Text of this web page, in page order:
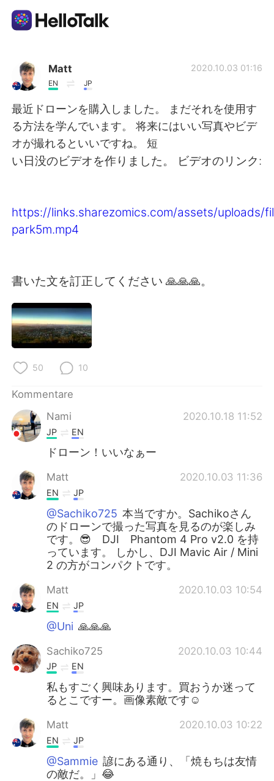
Sprachaustausch-App
AI Grammar Checker
Deutsch
繁體中文 Español
日本語 한국어
Русский
Indonesia
Türkçe
Português
Matt
EN JP
2020.10.03 01:16
最近ドローンを購入しました。 まだそれを使用す
る方法を学んでいます。 将来にはいい写真やビデ
オが撮れるといいですね。 短
い日没のビデオを作りました。 ビデオのリンク:
https://links.sharezomics.com/assets/uploads/
park5m.mp4
書いた文を訂正してください 🙏🙏🙏。
50 10
Kommentare
Nami
2020.10.18 11:52
JP EN
ドローン！いいなぁー
Matt 2020.10.03 11:36
EN JP
@Sachiko725 本当ですか。Sachikoさん
のドローンで撮った写真を見るのが楽しみ
です。😎 DJI Phantom 4 Pro v2.0 を持
っています。 しかし、DJI Mavic Air / Mini
2 の方がコンパクトです。
Matt 2020.10.03 10:54
EN JP
@Uni 🙏🙏🙏
Sachiko725 2020.10.03 10:44
JP EN
私もすごく興味あります。買おうか迷って
るとこですー。画像素敵です☺️
Matt 2020.10.03 10:22
EN JP
@Sammie 諺にある通り、「焼もちは友情
の敵だ。」😂